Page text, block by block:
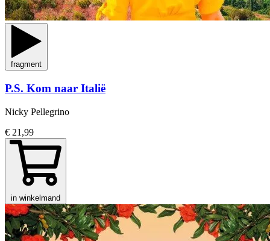
fragment
P.S. Kom naar Italië
Nicky Pellegrino
€ 21,99
in winkelmand